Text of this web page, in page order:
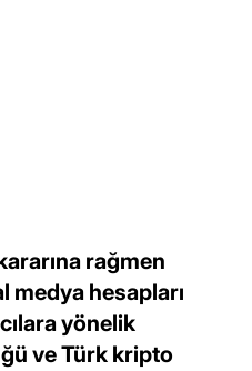
rağmen
medya hesapları
yönelik
ve Türk kripto